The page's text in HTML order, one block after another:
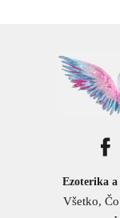
Ezoterika
Všetko,